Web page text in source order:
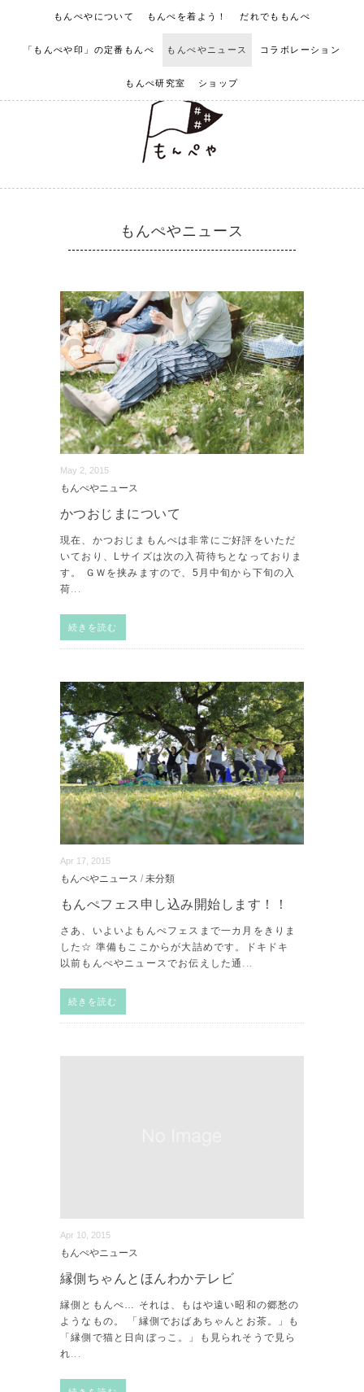
もんぺやについて もんぺを着よう！ だれでももんぺ
「もんぺや印」の定番もんぺ もんぺやニュース コラボレーション
もんぺ研究室 ショップ
もんぺやニュース
May 2, 2015
もんぺやニュース
かつおじまについて
現在、かつおじまもんぺは非常にご好評をいただ
いており、Lサイズは次の入荷待ちとなっておりま
す。 ＧＷを挟みますので、5月中旬から下旬の入
荷...
続きを読む
Apr 17, 2015
もんぺやニュース / 未分類
もんぺフェス申し込み開始します！！
さあ、いよいよもんぺフェスまで一カ月をきりま
した☆ 準備もここからが大詰めです。ドキドキ
以前もんぺやニュースでお伝えした通 ...
続きを読む
Apr 10, 2015
もんぺやニュース
縁側ちゃんとほんわかテレビ
縁側ともんぺ… それは、もはや遠い昭和の郷愁の
ようなもの。 「縁側でおばあちゃんとお茶。」も
「縁側で猫と日向ぼっこ。」も見られそうで見ら
れ...